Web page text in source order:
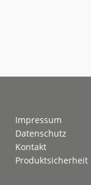
Impressum
Datenschutz
Kontakt
Produktsicherheit